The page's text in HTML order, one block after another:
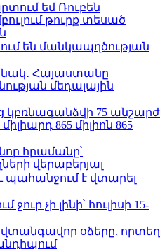
եմ Ռուբեն
թուրք տեսած
են մանկապղծության
Հայաստանը
մեդալային
կբռնագանձվի 75 անշարժ
865 միլիոն 865
հրամանը՝
վերաբերյալ
պահանջում է վտարել
չի լինի՝ հուլիսի 15-
օձերը. որտեղ